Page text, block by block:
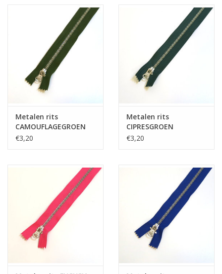
Metalen rits
CAMOUFLAGEGROEN
€3,20
Metalen rits
CIPRESGROEN
€3,20